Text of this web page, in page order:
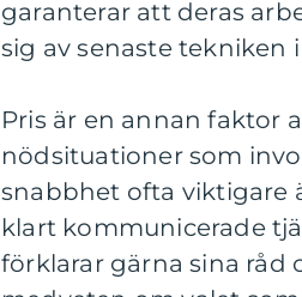
garanterar att deras
sig av senaste tekniken
Pris är en annan faktor
nödsituationer som
snabbhet ofta viktigare
klart kommunicerade
förklarar gärna sina råd